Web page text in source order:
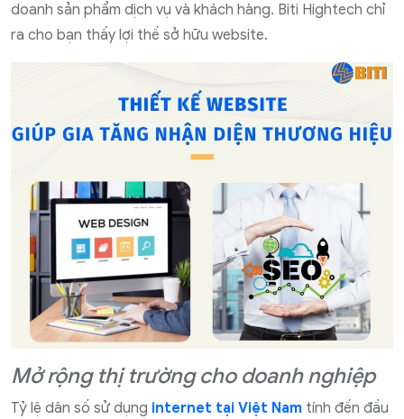
doanh sản phẩm dịch vụ và khách hàng. Biti Hightech chỉ
ra cho bạn thấy lợi thế sở hữu website.
Mở rộng thị trường cho doanh nghiệp
Tỷ lệ dân số sử dụng internet tại Việt Nam tính đến đầu